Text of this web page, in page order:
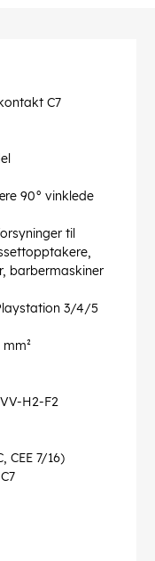
C7
90° vinklede
til
barbermaskiner
3/4/5
mm²
H2-F2
CEE 7/16)